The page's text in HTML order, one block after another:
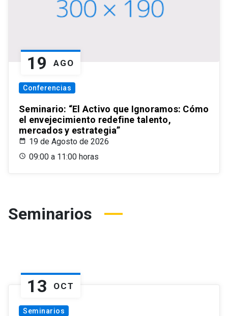
19 AGO
Conferencias
Seminario: “El Activo que Ignoramos: Cómo
el envejecimiento redefine talento,
mercados y estrategia”
19 de Agosto de 2026
09:00 a 11:00 horas
Seminarios
13 OCT
Seminarios